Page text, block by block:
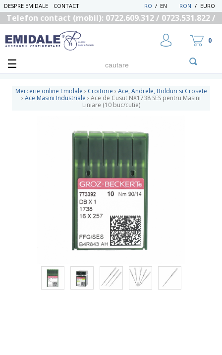
DESPRE EMIDALE CONTACT RON / EURO
EN
/
RO
Telefon contact (mobil): 0722.609.312 / 0723.531.822 /
0
Mercerie online Emidale › Croitorie › Ace, Andrele, Bolduri si Crosete
› Ace Masini Industriale › Ace de Cusut NX1738 SES pentru Masini
Liniare (10 buc/cutie)